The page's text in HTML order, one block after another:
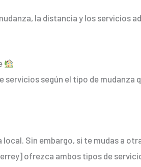
la distancia y los servicios
servicios según el tipo de
Sin embargo, si te mudas a
ofrezca ambos tipos de